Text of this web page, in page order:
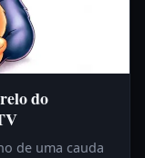
do
de uma cauda